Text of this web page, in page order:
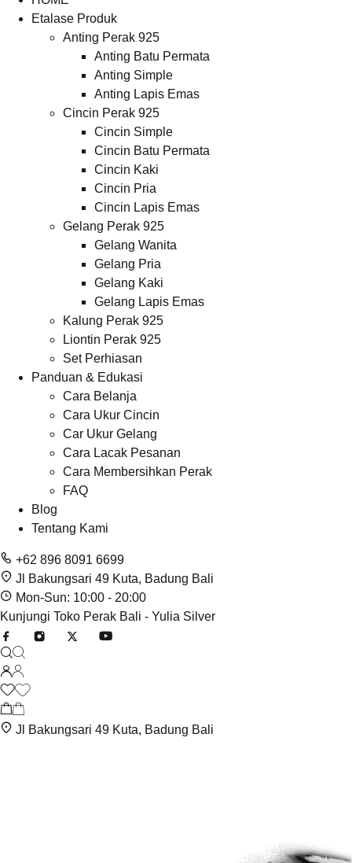
Etalase Produk
Anting Perak 925
Anting Batu Permata
Anting Simple
Anting Lapis Emas
Cincin Perak 925
Cincin Simple
Cincin Batu Permata
Cincin Kaki
Cincin Pria
Cincin Lapis Emas
Gelang Perak 925
Gelang Wanita
Gelang Pria
Gelang Kaki
Gelang Lapis Emas
Kalung Perak 925
Liontin Perak 925
Set Perhiasan
Panduan & Edukasi
Cara Belanja
Cara Ukur Cincin
Car Ukur Gelang
Cara Lacak Pesanan
Cara Membersihkan Perak
FAQ
Blog
Tentang Kami
+62 896 8091 6699
Jl Bakungsari 49 Kuta, Badung Bali
Mon-Sun: 10:00 - 20:00
Kunjungi Toko Perak Bali - Yulia Silver
Jl Bakungsari 49 Kuta, Badung Bali